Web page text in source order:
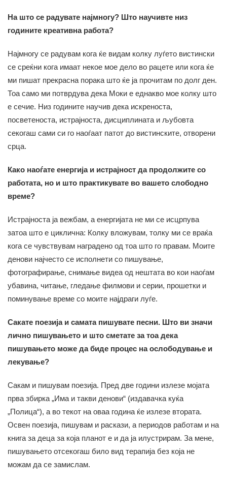
На што се радувате најмногу? Што научивте низ
годините креативна работа?
Најмногу се радувам кога ќе видам колку луѓето вистински
се среќни кога имаат некое мое дело во рацете или кога ќе
ми пишат прекрасна порака што ќе ја прочитам по долг ден.
Тоа само ми потврдува дека Моки е еднакво мое колку што
е сечие. Низ годините научив дека искреноста,
посветеноста, истрајноста, дисциплината и љубовта
секогаш сами си го наоѓаат патот до вистинските, отворени
срца.
Како наоѓате енергија и истрајност да продолжите со
работата, но и што практикувате во вашето слободно
време?
Истрајноста ја вежбам, а енергијата не ми се исцрпува
затоа што е циклична: Колку вложувам, толку ми се враќа
кога се чувствувам наградено од тоа што го правам. Моите
денови најчесто се исполнети со пишување,
фотографирање, снимање видеа од нештата во кои наоѓам
убавина, читање, гледање филмови и серии, прошетки и
поминување време со моите најдраги луѓе.
Сакате поезија и самата пишувате песни. Што ви значи
лично пишувањето и што сметате за тоа дека
пишувањето може да биде процес на ослободување и
лекување?
Сакам и пишувам поезија. Пред две години излезе мојата
прва збирка „Има и такви денови“ (издавачка куќа
„Полица“), а во текот на оваа година ќе излезе втората.
Освен поезија, пишувам и раскази, а периодов работам и на
книга за деца за која планот е и да ја илустрирам. За мене,
пишувањето отсекогаш било вид терапија без која не
можам да се замислам.